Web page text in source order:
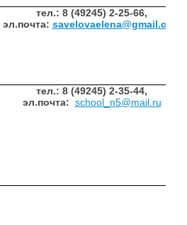
тел.: 8 (49245) 2-25-66,
эл.почта: savelovaelena@gmail.com
тел.: 8 (49245) 2-35-44,
эл.почта: school_n5@mail.ru